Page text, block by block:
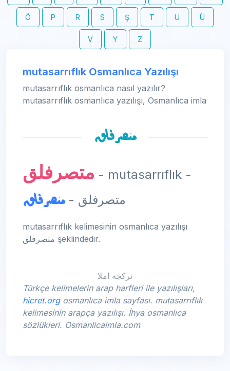
Ö P R S Ş T U Ü
V Y Z
mutasarrıflık Osmanlıca Yazılışı
mutasarrıflık osmanlıca nasıl yazılır?
mutasarrıflık osmanlıca yazılışı, Osmanlıca imla
متصرفلق
متصرفلق - mutasarrıflık -
متصرفلق -متصرفلق
mutasarrıflık kelimesinin osmanlıca yazılışı
متصرفلق şeklindedir.
تركجه املا
Türkçe kelimelerin arap harfleri ile yazılışları,
hicret.orgosmanlıca imla sayfası. mutasarrıflık
kelimesinin arapça yazılışı. İhya osmanlıca
sözlükleri. Osmanlicaimla.com